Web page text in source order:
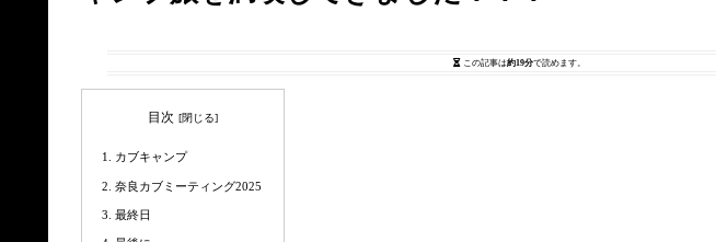
この記事は約19分で読めます。
目次
カブキャンプ
奈良カブミーティング2025
最終日